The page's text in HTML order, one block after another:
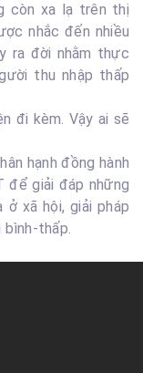
còn xa lạ trên thị
nhắc đến nhiều
ra đời nhằm thực
thu nhập thấp
đi kèm. Vậy ai sẽ
hạnh đồng hành
để giải đáp những
ở xã hội, giải pháp
bình-thấp.